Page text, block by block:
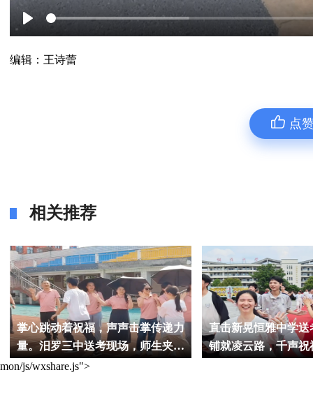
Play
编辑：王诗蕾
点
相关推荐
掌心跳动着祝福，声声击掌传递力
量。汨罗三中送考现场，师生夹道
相送。最动人的一幕：一位同学背
直击新晃恒雅中学送
铺就凌云路，千声祝
mon/js/wxshare.js">